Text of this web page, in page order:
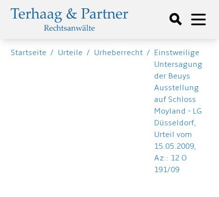
Startseite / Urteile / Urheberrecht / Einstweilige
Untersagung
der Beuys
Ausstellung
auf Schloss
Moyland - LG
Düsseldorf,
Urteil vom
15.05.2009,
Az.: 12 O
191/09